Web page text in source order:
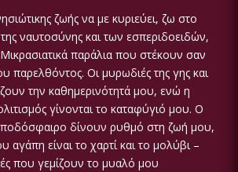
ζωής να με κυριεύει, ζω στο
της ναυτοσύνης και των εσπεριδοειδών,
παράλια που στέκουν σαν
παρελθόντος. Οι μυρωδιές της γης και
την καθημερινότητά μου, ενώ η
γίνονται το καταφύγιό μου. Ο
ποδόσφαιρο δίνουν ρυθμό στη ζωή μου,
αγάπη είναι το χαρτί και το μολύβι –
που γεμίζουν το μυαλό μου